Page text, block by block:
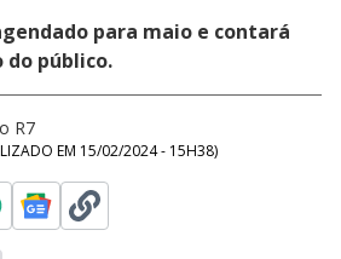
para maio e contará
do público.
R7
EM 15/02/2024 - 15H38)